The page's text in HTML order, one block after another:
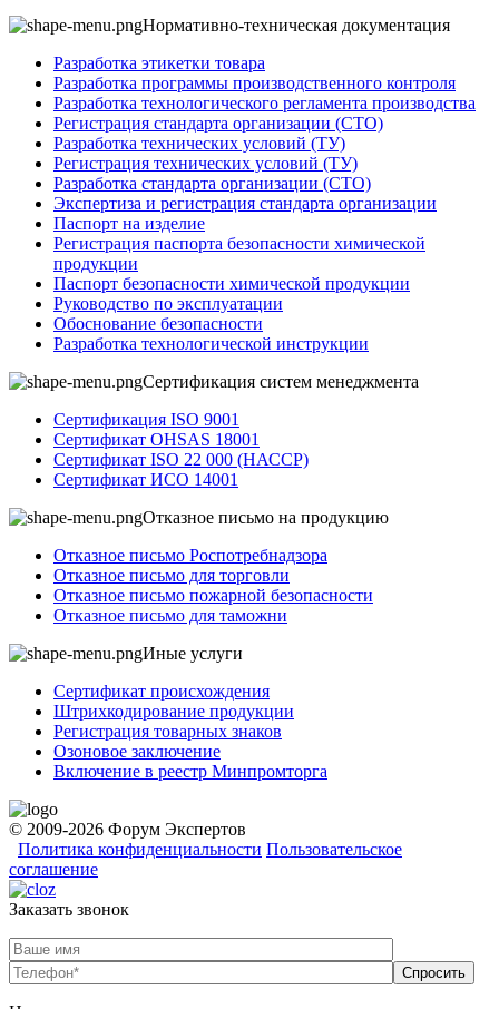
Нормативно-техническая документация
Разработка этикетки товара
Разработка программы производственного контроля
Разработка технологического регламента производства
Регистрация стандарта организации (СТО)
Разработка технических условий (ТУ)
Регистрация технических условий (ТУ)
Разработка стандарта организации (СТО)
Экспертиза и регистрация стандарта организации
Паспорт на изделие
Регистрация паспорта безопасности химической
продукции
Паспорт безопасности химической продукции
Руководство по эксплуатации
Обоснование безопасности
Разработка технологической инструкции
Сертификация систем менеджмента
Сертификация ISO 9001
Сертификат OHSAS 18001
Сертификат ISO 22 000 (НАССР)
Сертификат ИСО 14001
Отказное письмо на продукцию
Отказное письмо Роспотребнадзора
Отказное письмо для торговли
Отказное письмо пожарной безопасности
Отказное письмо для таможни
Иные услуги
Сертификат происхождения
Штрихкодирование продукции
Регистрация товарных знаков
Озоновое заключение
Включение в реестр Минпромторга
© 2009-2026 Форум Экспертов
Политика конфиденциальности Пользовательское
соглашение
Заказать звонок